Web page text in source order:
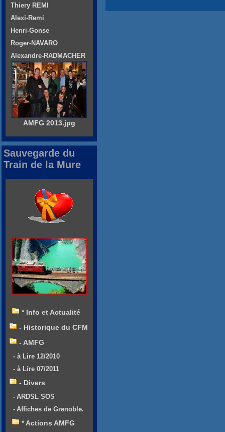
Thiery REMI
Alexi-Remi
Henri-Gonse
Roger-NAVARO
Alexandre-RADMACHER
AMFG 2013.jpg
Sauvegarde du
Train de la Mure
* Info et Actualité
- Historique du CFM
- AMFG
- à Lire 12/2010
- à Lire 07/2011
- Divers
- ARDSL SOS
- Affiches de Grenoble.
* Actions AMFG